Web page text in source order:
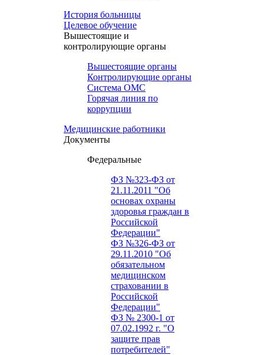
История больницы
Целевое обучение
Вышестоящие и
контролирующие органы
Вышестоящие органы
Контролирующие органы
Система ОМС
Горячая линия по
коррупции
Медицинские работники
Документы
Федеральные
ФЗ №323-ФЗ от
21.11.2011 "Об
основах охраны
здоровья граждан в
Российской
Федерации"
ФЗ №326-ФЗ от
29.11.2010 "Об
обязательном
медицинском
страховании в
Российской
Федерации"
ФЗ № 2300-1 от
07.02.1992 г. "О
защите прав
потребителей"